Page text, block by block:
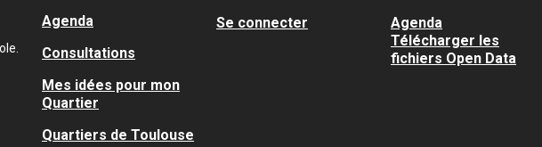
Agenda
Consultations
Mes idées pour mon
Quartier
Quartiers de Toulouse
Se connecter
Agenda
Télécharger les
fichiers Open Data